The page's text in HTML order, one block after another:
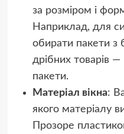
за розміром і
Наприклад, для
обирати пакети з
дрібних товарів
пакети.
Матеріал вікна:
якого матеріалу
Прозоре